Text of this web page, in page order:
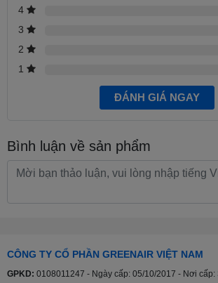
thụ khoảng 1.1 kW/h (Số liệu theo hãng
Tiện ích
Màng lọc kép Dual (lọc bụi 0.7 mm và
Thiết kế với màng lọc 2 lớp giúp tăng khả năng
4
3
2
1
ĐÁNH GIÁ NGAY
Bình luận về sản phẩm
CÔNG TY CỔ PHẦN GREENAIR VIỆT NAM
GPKD: 0108011247 - Ngày cấp: 05/10/2017 - Nơi cấp: